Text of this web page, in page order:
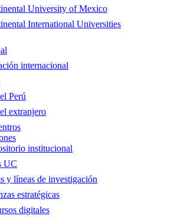
University of Mexico
International Universities
internacional
Perú
extranjero
institucional
UC
y líneas de investigación
estratégicas
digitales